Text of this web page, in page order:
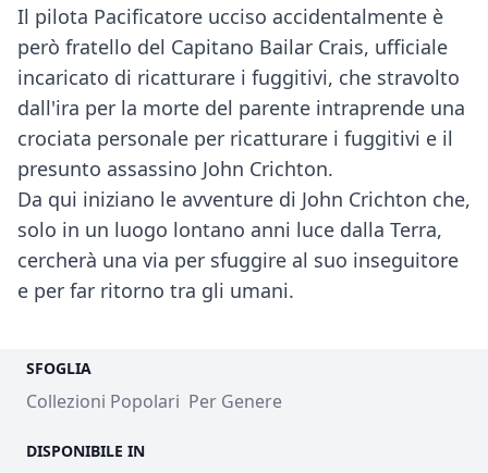
Il pilota Pacificatore ucciso accidentalmente è
però fratello del Capitano Bailar Crais, ufficiale
incaricato di ricatturare i fuggitivi, che stravolto
dall'ira per la morte del parente intraprende una
crociata personale per ricatturare i fuggitivi e il
presunto assassino John Crichton.
Da qui iniziano le avventure di John Crichton che,
solo in un luogo lontano anni luce dalla Terra,
cercherà una via per sfuggire al suo inseguitore
e per far ritorno tra gli umani.
SFOGLIA
Collezioni Popolari Per Genere
DISPONIBILE IN